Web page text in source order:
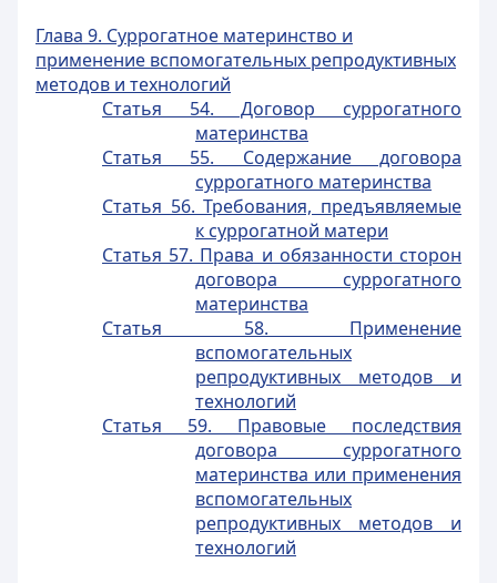
Глава 9. Суррогатное материнство и
применение вспомогательных репродуктивных
методов и технологий
Статья 54. Договор суррогатного
материнства
Статья 55. Содержание договора
суррогатного материнства
Статья 56. Требования, предъявляемые
к суррогатной матери
Статья 57. Права и обязанности сторон
договора суррогатного
материнства
Статья 58. Применение
вспомогательных
репродуктивных методов и
технологий
Статья 59. Правовые последствия
договора суррогатного
материнства или применения
вспомогательных
репродуктивных методов и
технологий